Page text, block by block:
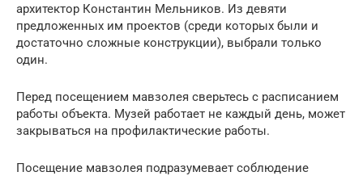
архитектор Константин Мельников. Из девяти
предложенных им проектов (среди которых были и
достаточно сложные конструкции), выбрали только
один.
Перед посещением мавзолея сверьтесь с расписанием
работы объекта. Музей работает не каждый день, может
закрываться на профилактические работы.
Посещение мавзолея подразумевает соблюдение